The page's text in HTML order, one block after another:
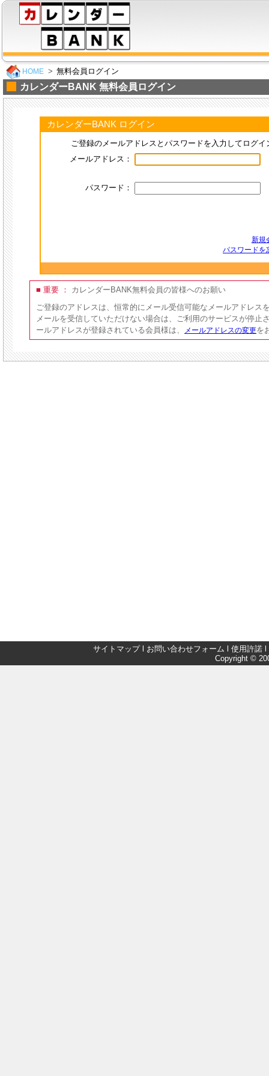
HOME 無料会員ログイン
カレンダーBANK 無料会員ログイン
カレンダーBANK ログイン
ご登録のメールアドレスとパスワードを入力してログイ
メールアドレス：
パスワード：
新規
パスワードを
■ 重要 ：
カレンダーBANK無料会員の皆様へのお願い
ご登録のアドレスは、恒常的にメール受信可能なメールアドレス
メールを受信していただけない場合は、ご利用のサービスが停止
ールアドレスが登録されている会員様は、
メールアドレスの変更を
サイトマップl お問い合わせフォーム 使用許諾
Copyright ©